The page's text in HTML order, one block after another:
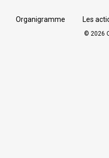
Organigramme Les
© 2026